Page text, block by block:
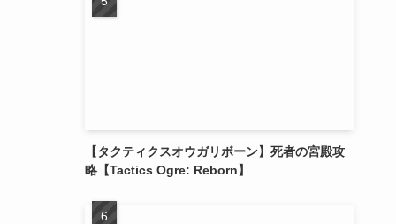
【タクティクスオウガリボーン】死者の宮殿攻
略【Tactics Ogre: Reborn】